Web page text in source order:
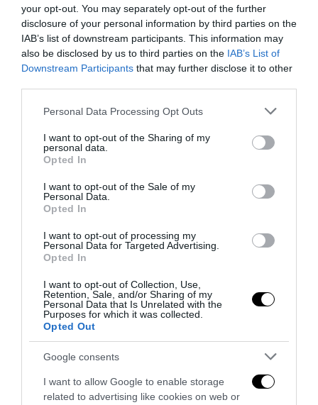
your opt-out. You may separately opt-out of the further
disclosure of your personal information by third parties on the
IAB’s list of downstream participants. This information may
also be disclosed by us to third parties on the IAB’s List of
Downstream Participants that may further disclose it to other
Please note that this website/app uses one or more Google
not limited to your visit or usage behaviour. You may click to
grant or deny consent to Google and its third-party tags to
use your data for below specified purposes in below Google
consent section.
Personal Data Processing Opt Outs
I want to opt-out of the Sharing of my
personal data.
Opted In
I want to opt-out of the Sale of my
Personal Data.
Opted In
I want to opt-out of processing my
Personal Data for Targeted Advertising.
Opted In
I want to opt-out of Collection, Use,
Retention, Sale, and/or Sharing of my
Personal Data that Is Unrelated with the
Purposes for which it was collected.
Opted Out
Google consents
I want to allow Google to enable storage
related to advertising like cookies on web or
7 Agosto 2026
Addio a Francesco Guccini: stronzo, poeta e buffone di